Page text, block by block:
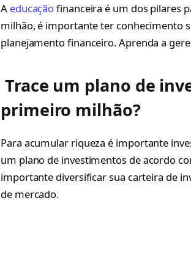
A educação financeira é um dos pilares
milhão, é importante ter conhecimento
planejamento financeiro. Aprenda a
Trace um plano de
primeiro milhão?
Para acumular riqueza é importante
um plano de investimentos de acordo
importante diversificar sua carteira de
de mercado.